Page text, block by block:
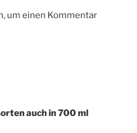
um einen Kommentar
auch in 700 ml